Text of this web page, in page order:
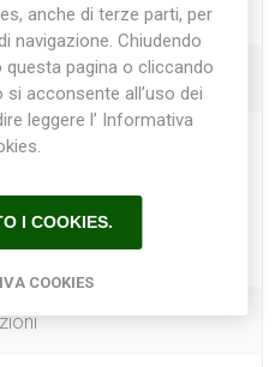
anche di terze parti, per
navigazione. Chiudendo
pagina o cliccando
acconsente all’uso dei
leggere l’ Informativa
I COOKIES.
COOKIES